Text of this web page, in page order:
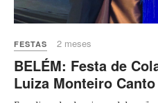
FESTAS 2 meses
BELÉM: Festa de
Luiza Monteiro Canto